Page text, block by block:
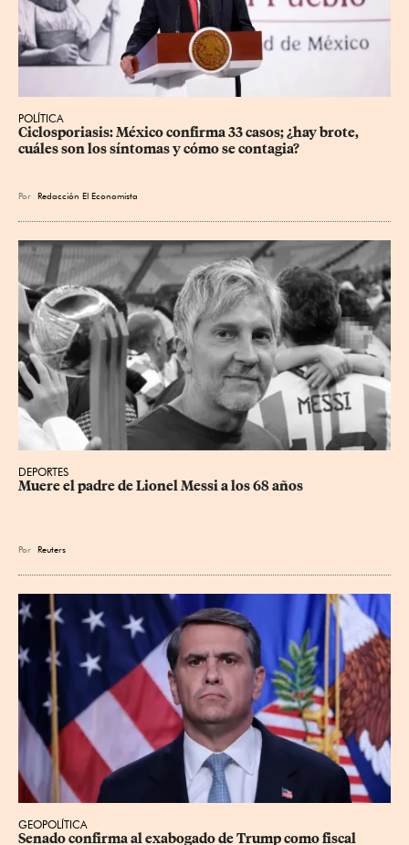
POLÍTICA
Ciclosporiasis: México confirma 33 casos; ¿hay brote,
cuáles son los síntomas y cómo se contagia?
Por Redacción El Economista
DEPORTES
Muere el padre de Lionel Messi a los 68 años
Por Reuters
GEOPOLÍTICA
Senado confirma al exabogado de Trump como fiscal